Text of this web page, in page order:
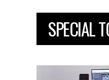
SPECIAL